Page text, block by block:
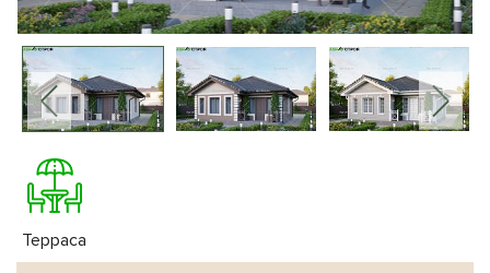
Терраса
10x8
10x10
Плоская крыша
Сауна